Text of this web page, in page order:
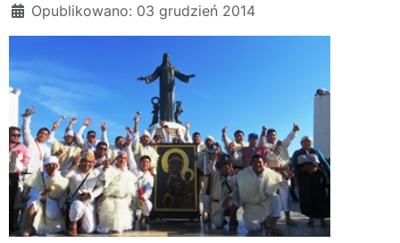
Opublikowano: 03 grudzień 2014